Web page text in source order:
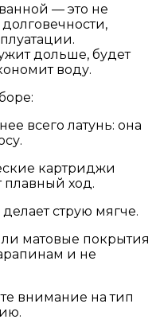
— это не
дольше, будет
воду.
всего латунь: она
картриджи
плавный ход.
струю мягче.
матовые покрытия
и не
внимание на тип